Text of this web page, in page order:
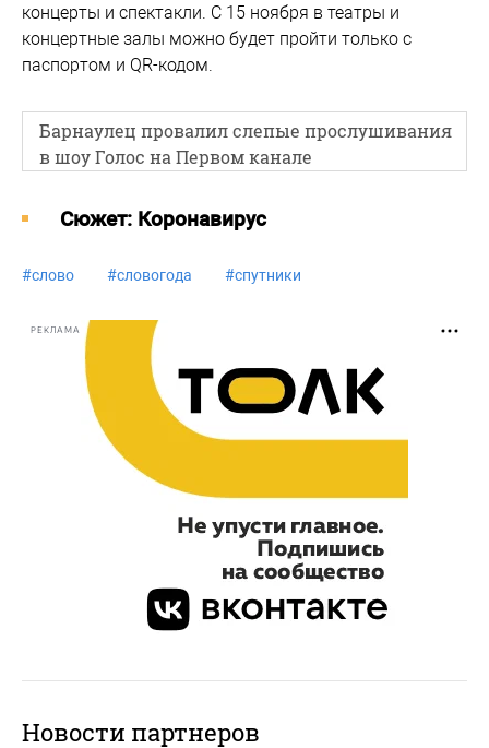
концерты и спектакли. С 15 ноября в театры и
концертные залы можно будет пройти только с
паспортом и QR-кодом.
Барнаулец провалил слепые прослушивания
в шоу Голос на Первом канале
Cюжет: Коронавирус
#слово #словогода #спутники
РЕКЛАМА
Новости партнеров